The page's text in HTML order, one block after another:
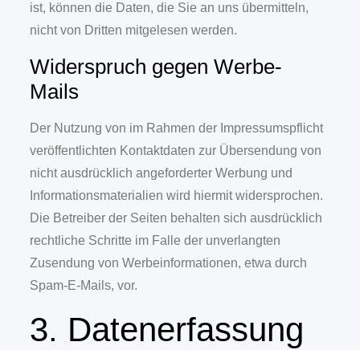
ist, können die Daten, die Sie an uns übermitteln,
nicht von Dritten mitgelesen werden.
Widerspruch gegen Werbe-
Mails
Der Nutzung von im Rahmen der Impressumspflicht
veröffentlichten Kontaktdaten zur Übersendung von
nicht ausdrücklich angeforderter Werbung und
Informationsmaterialien wird hiermit widersprochen.
Die Betreiber der Seiten behalten sich ausdrücklich
rechtliche Schritte im Falle der unverlangten
Zusendung von Werbeinformationen, etwa durch
Spam-E-Mails, vor.
3. Datenerfassung